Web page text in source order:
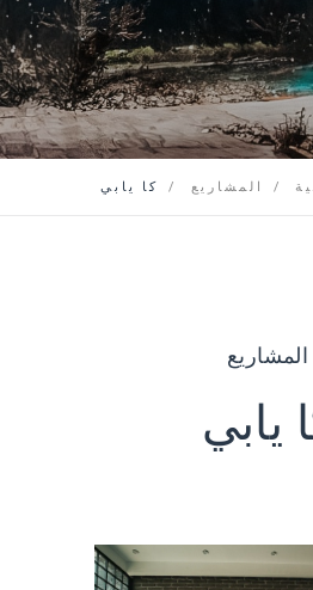
المشاريع كا يابي
المشاريع
يابي